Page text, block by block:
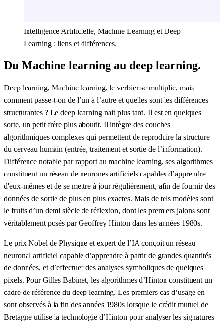
Intelligence Artificielle, Machine Learning et Deep
Learning : liens et différences.
Du Machine learning au deep learning.
Deep learning, Machine learning, le verbier se multiplie, mais
comment passe-t-on de l’un à l’autre et quelles sont les différences
structurantes ? Le deep learning nait plus tard. Il est en quelques
sorte, un petit frère plus aboutit. Il intègre des couches
algorithmiques complexes qui permettent de reproduire la structure
du cerveau humain (entrée, traitement et sortie de l’information).
Différence notable par rapport au machine learning, ses algorithmes
constituent un réseau de neurones artificiels capables d’apprendre
d'eux-mêmes et de se mettre à jour régulièrement, afin de fournir des
données de sortie de plus en plus exactes. Mais de tels modèles sont
le fruits d’un demi siècle de réflexion, dont les premiers jalons sont
véritablement posés par Geoffrey Hinton dans les années 1980s.
Le prix Nobel de Physique et expert de l’IA conçoit un réseau
neuronal artificiel capable d’apprendre à partir de grandes quantités
de données, et d’effectuer des analyses symboliques de quelques
pixels. Pour Gilles Babinet, les algorithmes d’Hinton constituent un
cadre de référence du deep learning. Les premiers cas d’usage en
sont observés à la fin des années 1980s lorsque le crédit mutuel de
Bretagne utilise la technologie d’Hinton pour analyser les signatures